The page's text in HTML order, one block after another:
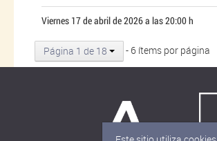
Viernes 17 de abril de 2026 a las 20:00 h
Página 1 de 18 - 6 ítems por página